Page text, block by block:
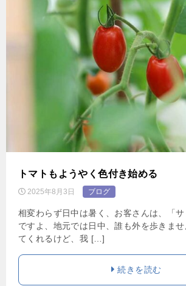
トマトもようやく色付き始める
2025年8月3日 ブログ
相変わらず日中は暑く、お客さんは、「
ですよ、地元では日中、誰も外を歩きま
てくれるけど、我 […]
続きを読む